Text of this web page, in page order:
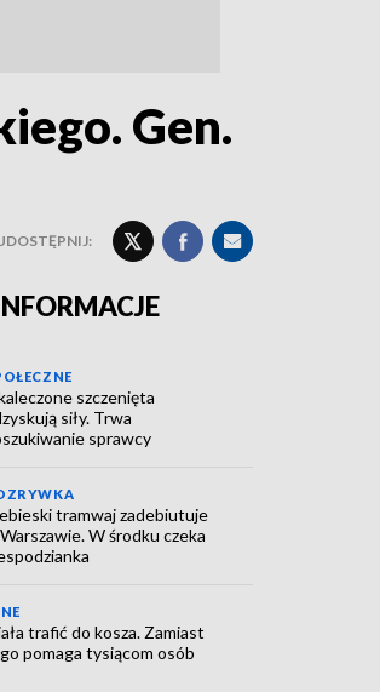
Gen.
szczenięta
siły. Trwa
sprawcy
tramwaj zadebiutuje
W środku czeka
trafić do kosza. Zamiast
pomaga tysiącom osób